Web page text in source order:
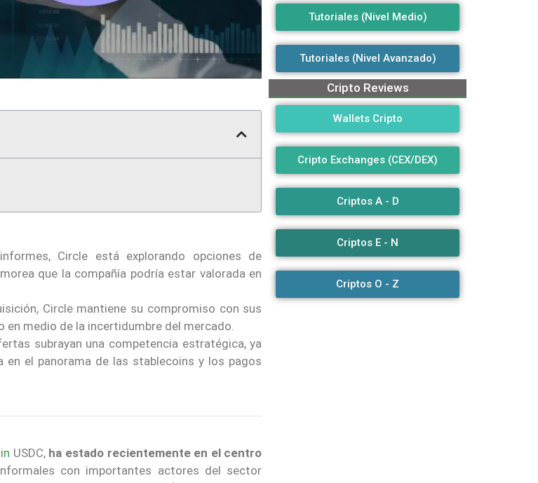
Circle está explorando opciones de
que la compañía podría estar valorada en
Circle mantiene su compromiso con sus
en medio de la incertidumbre del mercado.
subrayan una competencia estratégica, ya
en el panorama de las stablecoins y los pagos
USDC, ha estado recientemente en el centro
con importantes actores del sector
Tutoriales (Nivel Medio)
Tutoriales (Nivel Avanzado)
Cripto Reviews
Wallets Cripto
Cripto Exchanges (CEX/DEX)
Criptos A - D
Criptos E - N
Criptos O - Z